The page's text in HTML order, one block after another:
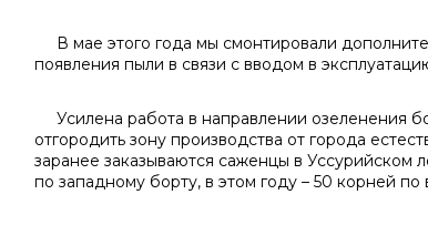
В мае этого года мы смонтировали
появления пыли в связи с вводом в
Усилена работа в направлении озеленения
отгородить зону производства от города
заранее заказываются саженцы в
по западному борту, в этом году – 50 корней по